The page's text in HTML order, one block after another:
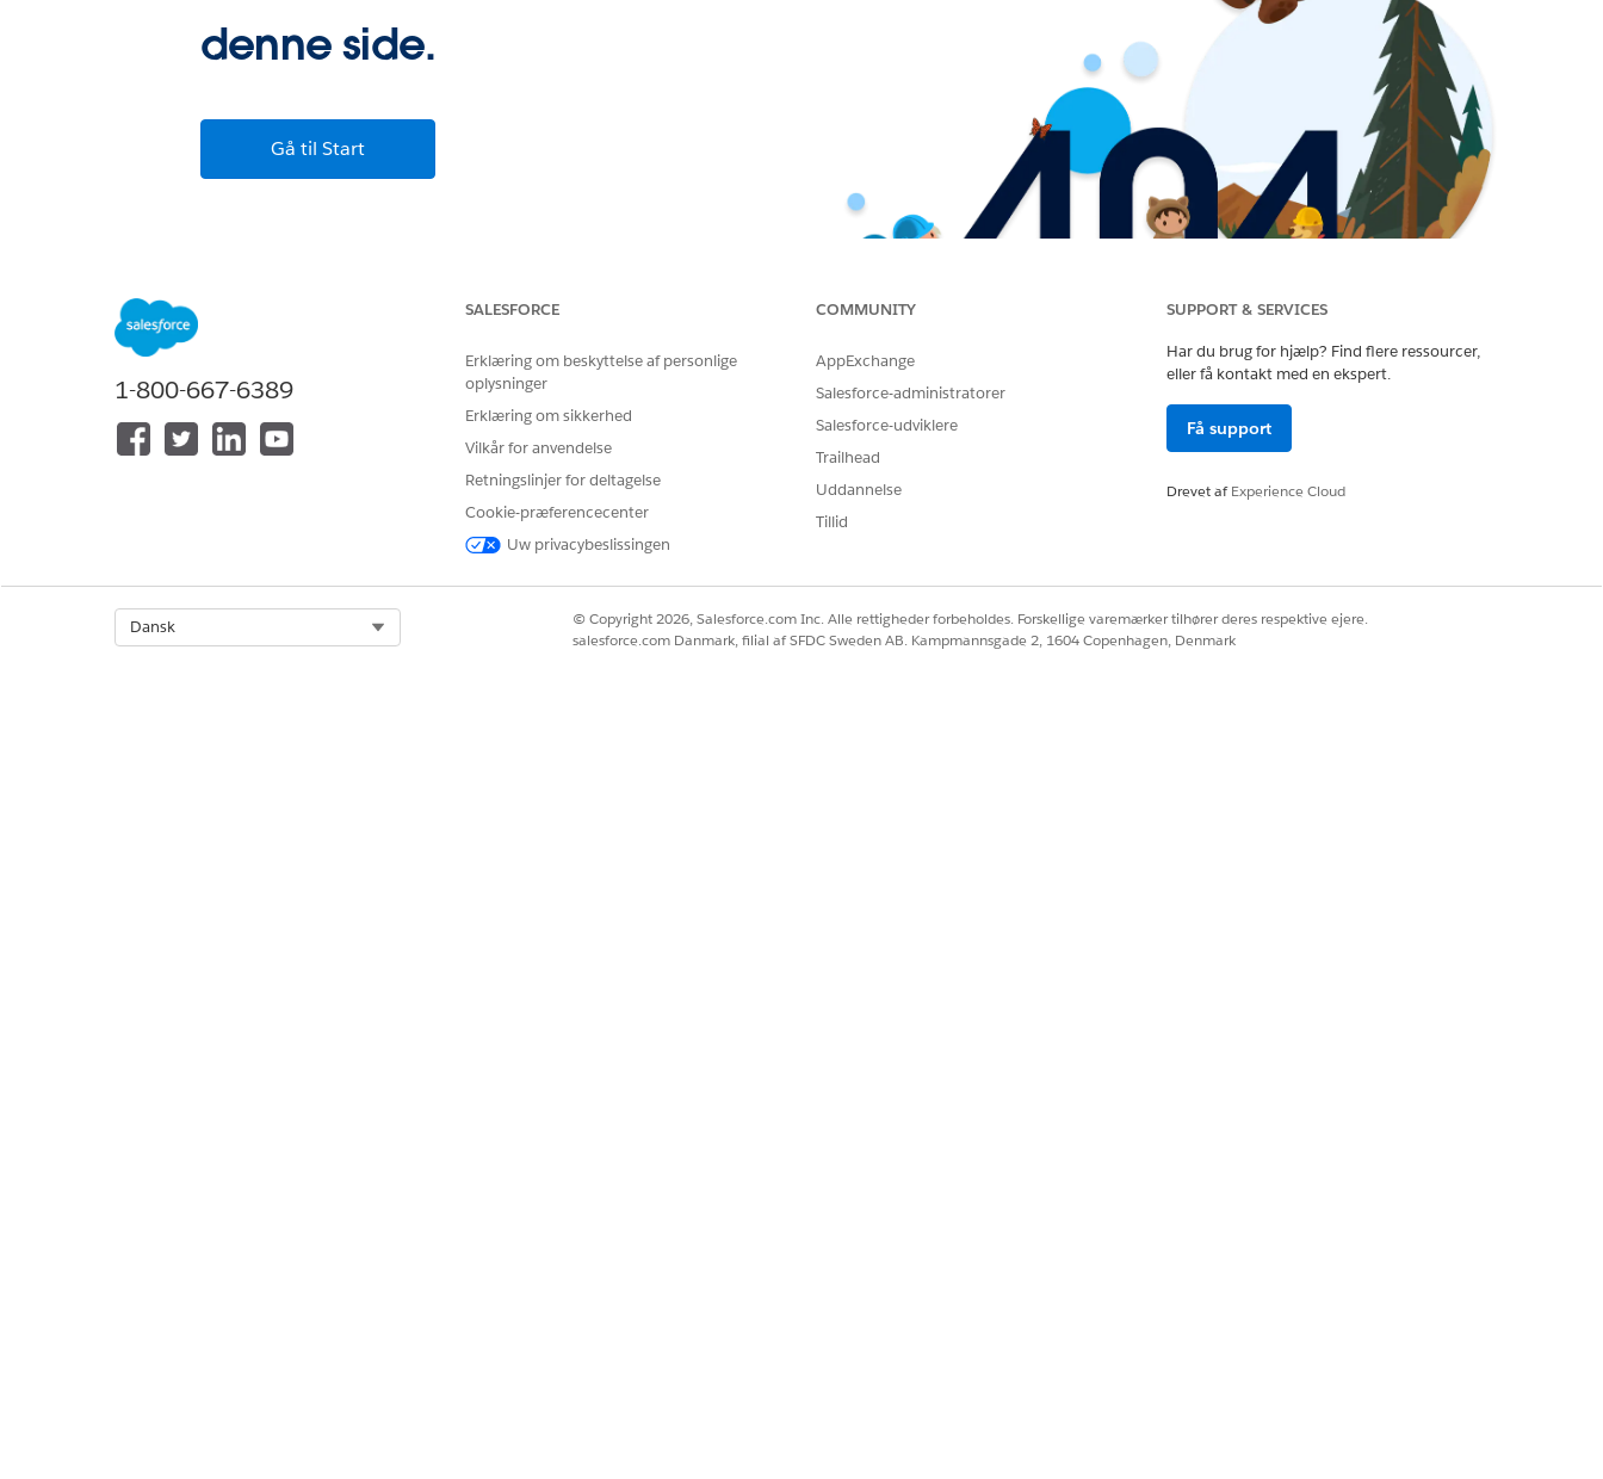
denne side.
Gå til Start
1-800-667-6389
SALESFORCE
Erklæring om beskyttelse af personlige
oplysninger
Erklæring om sikkerhed
Vilkår for anvendelse
Retningslinjer for deltagelse
Cookie-præferencecenter
Uw privacybeslissingen
COMMUNITY
AppExchange
Salesforce-administratorer
Salesforce-udviklere
Trailhead
Uddannelse
Tillid
SUPPORT & SERVICES
Har du brug for hjælp? Find flere ressourcer,
eller få kontakt med en ekspert.
Få support
Drevet afExperience Cloud
Dansk
© Copyright 2026, Salesforce.com Inc. Alle rettigheder forbeholdes. Forskellige varemærker tilhører deres respektive ejere.
salesforce.com Danmark, filial af SFDC Sweden AB. Kampmannsgade 2, 1604 Copenhagen, Denmark